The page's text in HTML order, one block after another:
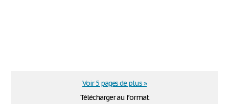
Télécharger au format
Voir 5 pages de plus »